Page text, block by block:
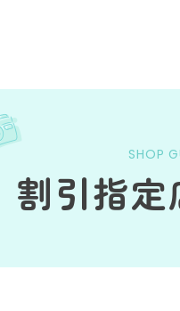
SHOP
割引指定